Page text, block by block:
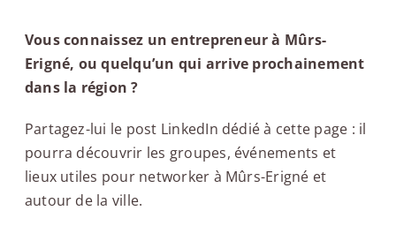
Vous connaissez un entrepreneur à Mûrs-
Erigné, ou quelqu’un qui arrive prochainement
dans la région ?
Partagez-lui le post LinkedIn dédié à cette page : il
pourra découvrir les groupes, événements et
lieux utiles pour networker à Mûrs-Erigné et
autour de la ville.